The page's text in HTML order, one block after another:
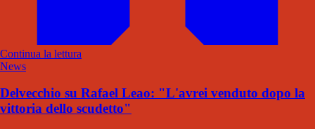
Continua la lettura
News
Delvecchio su Rafael Leao: "L'avrei venduto dopo la
vittoria dello scudetto"